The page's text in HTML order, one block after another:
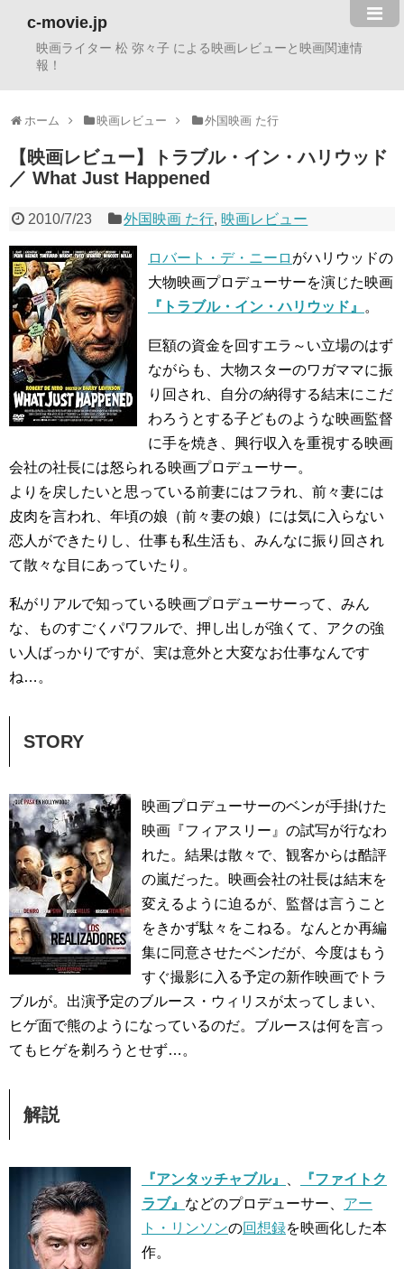
c-movie.jp
映画ライター 松 弥々子 による映画レビューと映画関連情
報！
ホーム 映画レビュー 外国映画 た行
【映画レビュー】トラブル・イン・ハリウッド
／ What Just Happened
2010/7/23 外国映画 た行, 映画レビュー
ロバート・デ・ニーロ がハリウッドの
大物映画プロデューサーを演じた映画
『トラブル・イン・ハリウッド』
。
巨額の資金を回すエラ～い立場のはず
ながらも、大物スターのワガママに振
り回され、自分の納得する結末にこだ
わろうとする子どものような映画監督
に手を焼き、興行収入を重視する映画
会社の社長には怒られる映画プロデューサー。
よりを戻したいと思っている前妻にはフラれ、前々妻には
皮肉を言われ、年頃の娘（前々妻の娘）には気に入らない
恋人ができたりし、仕事も私生活も、みんなに振り回され
て散々な目にあっていたり。
私がリアルで知っている映画プロデューサーって、みん
な、ものすごくパワフルで、押し出しが強くて、アクの強
い人ばっかりですが、実は意外と大変なお仕事なんです
ね…。
STORY
映画プロデューサーのベンが手掛けた
映画『フィアスリー』の試写が行なわ
れた。結果は散々で、観客からは酷評
の嵐だった。映画会社の社長は結末を
変えるように迫るが、監督は言うこと
をきかず駄々をこねる。なんとか再編
集に同意させたベンだが、今度はもう
すぐ撮影に入る予定の新作映画でトラ
ブルが。出演予定のブルース・ウィリスが太ってしまい、
ヒゲ面で熊のようになっているのだ。ブルースは何を言っ
てもヒゲを剃ろうとせず…。
解説
『アンタッチャブル』
『ファイトク
ラブ』 などのプロデューサー、 アー
ト・リンソンの回想録を映画化した本
作。